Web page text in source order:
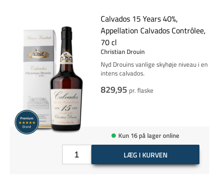
Calvados 15 Years 40%,
Appellation Calvados Contrôlee,
70 cl
Christian Drouin
Nyd Drouins vanlige skyhøje niveau i en
intens calvados.
829,95 pr. flaske
Kun 16 på lager online
LÆG I KURVEN